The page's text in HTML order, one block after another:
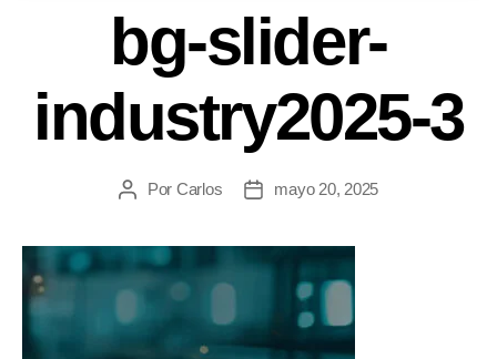
bg-slider-
industry2025-3
Por Carlos mayo 20, 2025